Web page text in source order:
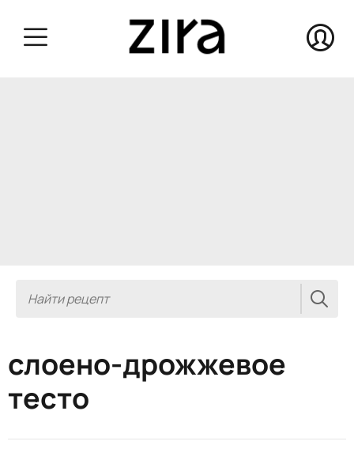
слоено-дрожжевое
тесто